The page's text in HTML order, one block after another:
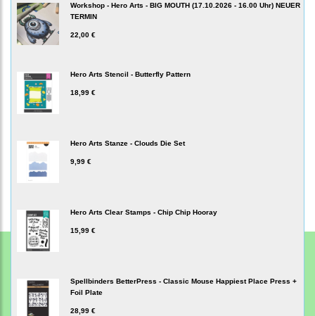
Workshop - Hero Arts - BIG MOUTH (17.10.2026 - 16.00 Uhr) NEUER
TERMIN
22,00 €
Hero Arts Stencil - Butterfly Pattern
18,99 €
Hero Arts Stanze - Clouds Die Set
9,99 €
Hero Arts Clear Stamps - Chip Chip Hooray
15,99 €
Spellbinders BetterPress - Classic Mouse Happiest Place Press +
Foil Plate
28,99 €